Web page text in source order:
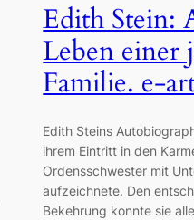
Edith Stein:
Leben einer
Familie. e-
Edith Steins
ihrem Eintritt in den
Ordensschwester mit
aufzeichnete. Den
Bekehrung konnte sie